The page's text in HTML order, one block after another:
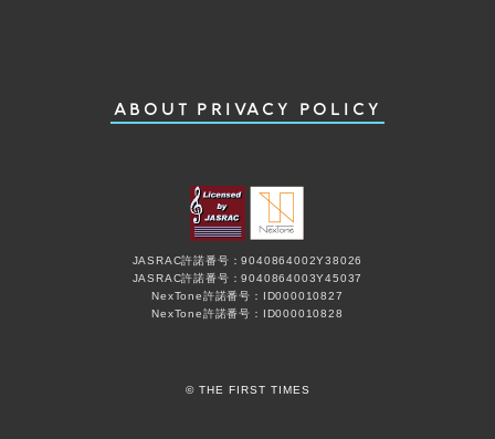
ABOUT PRIVACY POLICY
JASRAC許諾番号：9040864002Y38026
JASRAC許諾番号：9040864003Y45037
NexTone許諾番号：ID000010827
NexTone許諾番号：ID000010828
© THE FIRST TIMES